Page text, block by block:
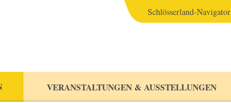
VERANSTALTUNGEN & AUSSTELLUNGEN
Schlösserland-Navigator